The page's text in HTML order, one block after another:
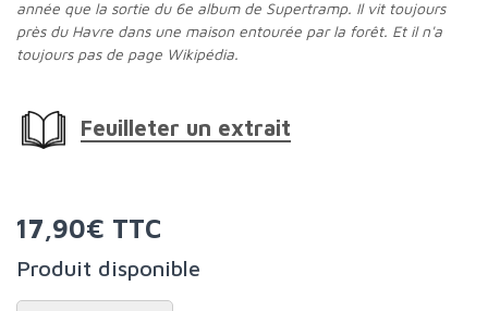
année que la sortie du 6e album de Supertramp. Il vit toujours
près du Havre dans une maison entourée par la forêt. Et il n'a
toujours pas de page Wikipédia.
Feuilleter un extrait
17,90€ TTC
Produit disponible